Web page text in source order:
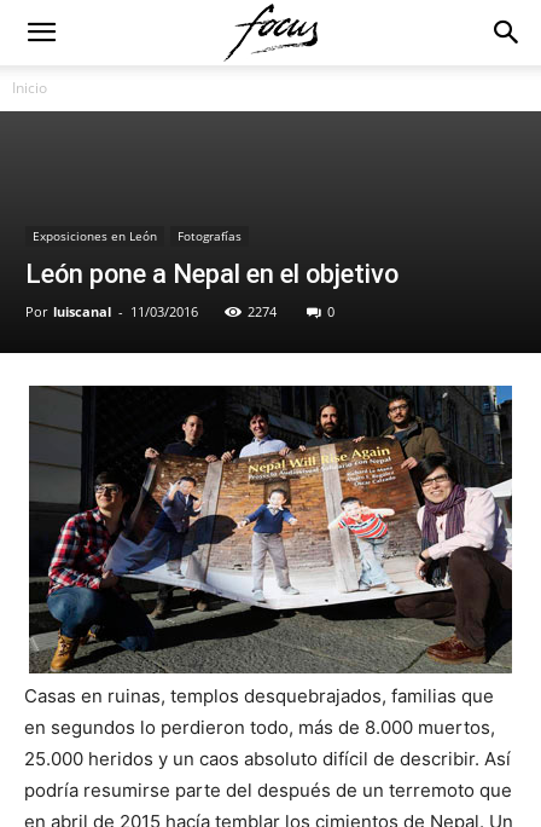
Inicio
Exposiciones en León Fotografías
León pone a Nepal en el objetivo
Por luiscanal - 11/03/2016 2274 0
Casas en ruinas, templos desquebrajados, familias que
en segundos lo perdieron todo, más de 8.000 muertos,
25.000 heridos y un caos absoluto difícil de describir. Así
podría resumirse parte del después de un terremoto que
en abril de 2015 hacía temblar los cimientos de Nepal. Un